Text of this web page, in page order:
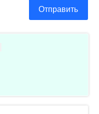
Отправить